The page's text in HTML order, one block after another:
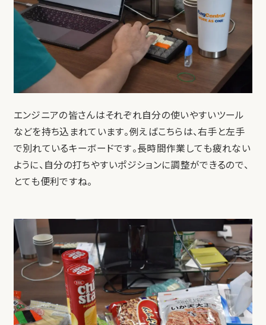
エンジニアの皆さんはそれぞれ自分の使いやすいツール
などを持ち込まれています。例えばこちらは、右手と左手
で別れているキーボードです。長時間作業しても疲れない
ように、自分の打ちやすいポジションに調整ができるので、
とても便利ですね。